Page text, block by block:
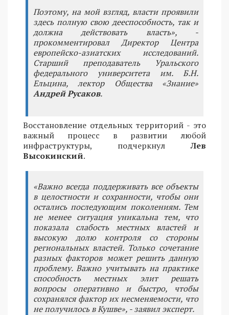
Поэтому, на мой взгляд, власти проявили
здесь полную свою дееспособность, так и
должна действовать власть», -
прокомментировал Директор Центра
европейско-азиатских исследований.
Старший преподаватель Уральского
федерального университета им. Б.Н.
Ельцина, лектор Общества «Знание»
Андрей Русаков.
Восстановление отдельных территорий - это
важный процесс в развитии любой
инфраструктуры, подчеркнулЛев
Высокинский.
«Важно всегда поддерживать все объекты
в целостности и сохранности, чтобы они
остались последующим поколениям. Тем
не менее ситуация уникальна тем, что
показала слабость местных властей и
высокую долю контроля со стороны
региональных властей. Только сочетание
разных факторов может решить данную
проблему. Важно учитывать на практике
способность местных элит решать
вопросы оперативно и быстро, чтобы
сохранялся фактор их несменяемости, что
не получилось в Кушве», - заявил эксперт.